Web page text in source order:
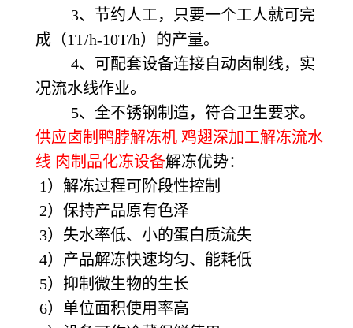
3、节约人工，只要一个工人就可完
成（1T/h-10T/h）的产量。
4、可配套设备连接自动卤制线，实
况流水线作业。
5、全不锈钢制造，符合卫生要求。
供应卤制鸭脖解冻机 鸡翅深加工解冻流水
线 肉制品化冻设备解冻优势：
1）解冻过程可阶段性控制
2）保持产品原有色泽
3）失水率低、小的蛋白质流失
4）产品解冻快速均匀、能耗低
5）抑制微生物的生长
6）单位面积使用率高